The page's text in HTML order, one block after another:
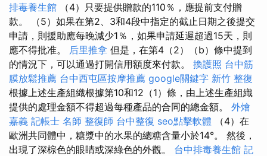
排毒養生館 （4）只要提供贈款的110％，應提前支付贈
款。 （5）如果在第2、3和4段中指定的截止日期之後提交
申請，則援助應每晚減少1％，如果申請延遲超過15天，則
應不得批准。 后里推拿 但是，在第4（2）（b）條中提到
的情況下，可以通過打開信用額度來付款。 換護照 台中筋
膜放鬆推薦 台中西屯區按摩推薦 google關鍵字 新竹 整復
根據上述生產組織根據第10和12（1）條，由上述生產組織
提供的處理金額不得超過每種產品的合同的總金額。 外燴
嘉義 記帳士 名師 整復師 台中整復 seo點擊軟體 （4）在
歐洲共同體中，糖漿中的水果的總糖含量小於14°。 然後，
出現了深棕色的眼睛或深綠色的外觀。 台中排毒養生館 記